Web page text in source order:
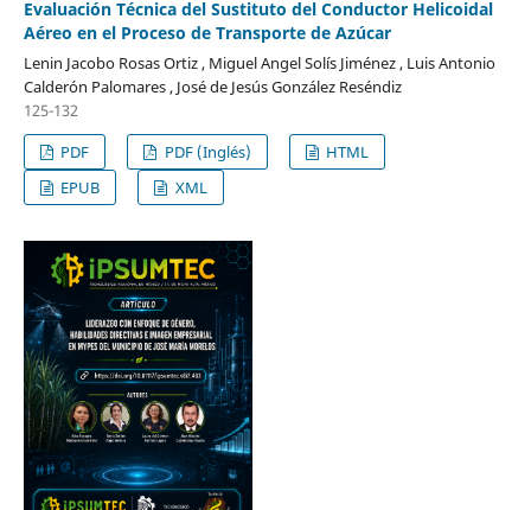
Evaluación Técnica del Sustituto del Conductor Helicoidal
Aéreo en el Proceso de Transporte de Azúcar
Lenin Jacobo Rosas Ortiz , Miguel Angel Solís Jiménez , Luis Antonio
Calderón Palomares , José de Jesús González Reséndiz
125-132
PDF
PDF (Inglés)
HTML
EPUB
XML